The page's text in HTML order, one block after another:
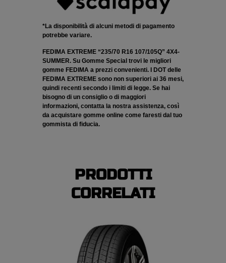
*La disponibilità di alcuni metodi di pagamento
potrebbe variare.
FEDIMA EXTREME “235/70 R16 107/105Q” 4X4-
SUMMER. Su Gomme Special trovi le migliori
gomme FEDIMA a prezzi convenienti. I DOT delle
FEDIMA EXTREME sono non superiori ai 36 mesi,
quindi recenti secondo i limiti di legge. Se hai
bisogno di un consiglio o di maggiori
informazioni, contatta la nostra assistenza, così
da acquistare gomme online come faresti dal tuo
gommista di fiducia.
PRODOTTI
CORRELATI